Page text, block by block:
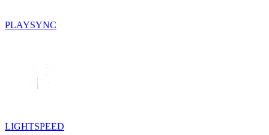
PLAYSYNC
LIGHTSPEED